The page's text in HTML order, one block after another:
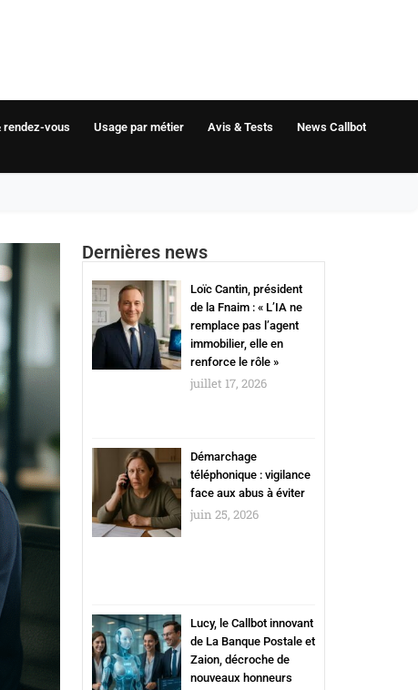
rendez-vous Usage par métier Avis & Tests
News Callbot
Dernières news
Loïc Cantin, président
de la Fnaim : « L’IA ne
remplace pas l’agent
immobilier, elle en
renforce le rôle »
juillet 17, 2026
Démarchage
téléphonique : vigilance
face aux abus à éviter
juin 25, 2026
Lucy, le Callbot innovant
de La Banque Postale et
Zaion, décroche de
nouveaux honneurs